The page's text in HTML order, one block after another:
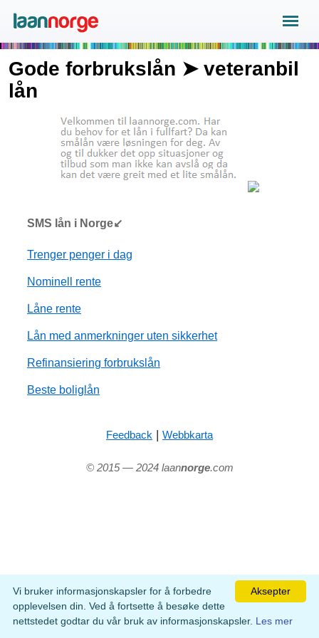
Gode forbrukslån ➤ veteranbil
lån
SMS lån i Norge↙
Trenger penger i dag
Nominell rente
Låne rente
Lån med anmerkninger uten sikkerhet
Refinansiering forbrukslån
Beste boliglån
Feedback | Webbkarta
© 2015 — 2024 laannorge.com
Aksepter
Vi bruker informasjonskapsler for å forbedre
opplevelsen din. Ved å fortsette å besøke dette
nettstedet godtar du vår bruk av informasjonskapsler. Les mer